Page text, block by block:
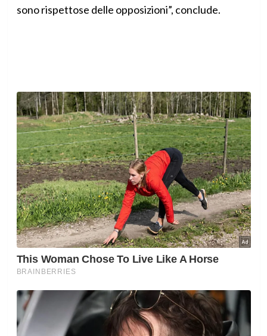
sono rispettose delle opposizioni”, conclude.